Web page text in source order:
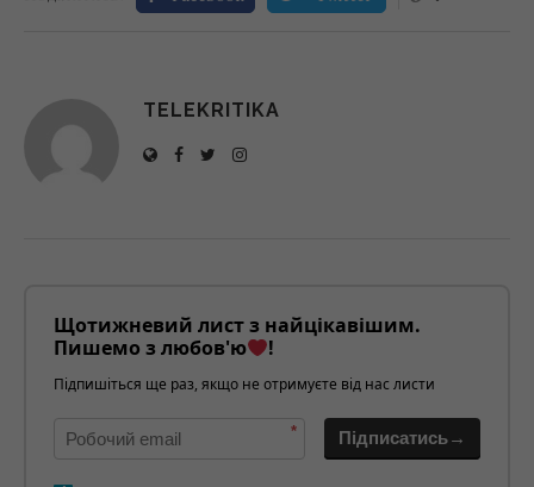
TELEKRITIKA
Щотижневий лист з найцікавішим.
Пишемо з любов'ю
!
Підпишіться ще раз, якщо не отримуєте від нас листи
* Підписатись→